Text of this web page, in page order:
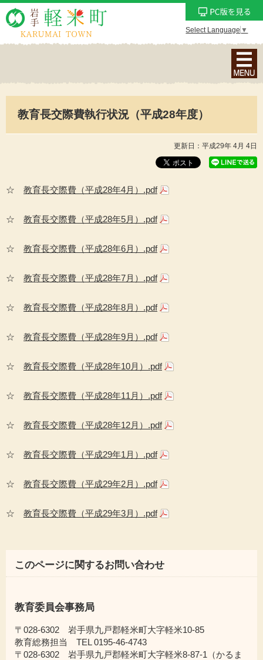
Select Language ▼
ナ
ビ
ン
メ
教育長交際費執行状況（平成28年度）
更新日：平成29年 4月 4日
☆ 教育長交際費（平成28年4月）.pdf
☆ 教育長交際費（平成28年5月）.pdf
☆ 教育長交際費（平成28年6月）.pdf
☆ 教育長交際費（平成28年7月）.pdf
☆ 教育長交際費（平成28年8月）.pdf
☆ 教育長交際費（平成28年9月）.pdf
☆ 教育長交際費（平成28年10月）.pdf
☆ 教育長交際費（平成28年11月）.pdf
☆ 教育長交際費（平成28年12月）.pdf
☆ 教育長交際費（平成29年1月）.pdf
☆ 教育長交際費（平成29年2月）.pdf
☆ 教育長交際費（平成29年3月）.pdf
このページに関するお問い合わせ
教育委員会事務局
〒028-6302 岩手県九戸郡軽米町大字軽米10-85
教育総務担当 TEL 0195-46-4743
〒028-6302 岩手県九戸郡軽米町大字軽米8-87-1（かるま